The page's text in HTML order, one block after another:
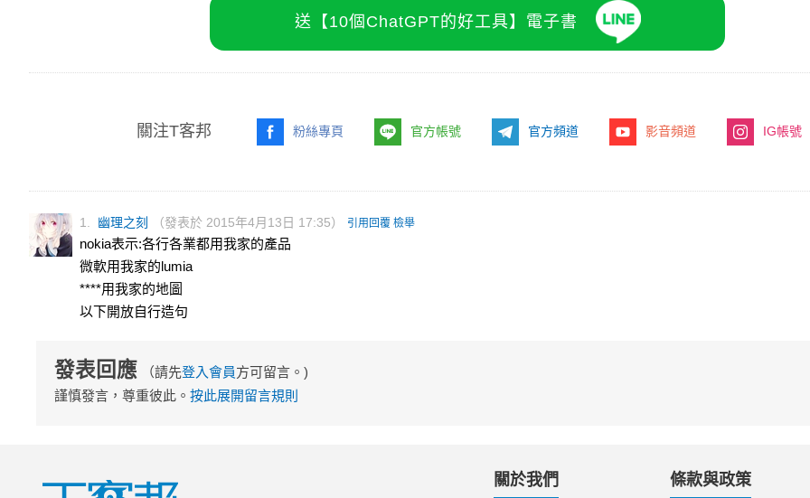
送【10個ChatGPT的好工具】電子書
關注T客邦 粉絲專頁 官方帳號 官方頻道 影音頻道 IG帳號
1. 幽理之刻 （發表於 2015年4月13日 17:35） 引用回覆 檢舉
nokia表示:各行各業都用我家的產品
微軟用我家的lumia
****用我家的地圖
以下開放自行造句
發表回應 （請先登入會員方可留言。)
謹慎發言，尊重彼此。 按此展開留言規則
關於我們 條款與政策